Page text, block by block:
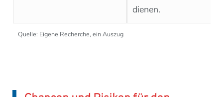
dienen.
Quelle: Eigene Recherche, ein Auszug